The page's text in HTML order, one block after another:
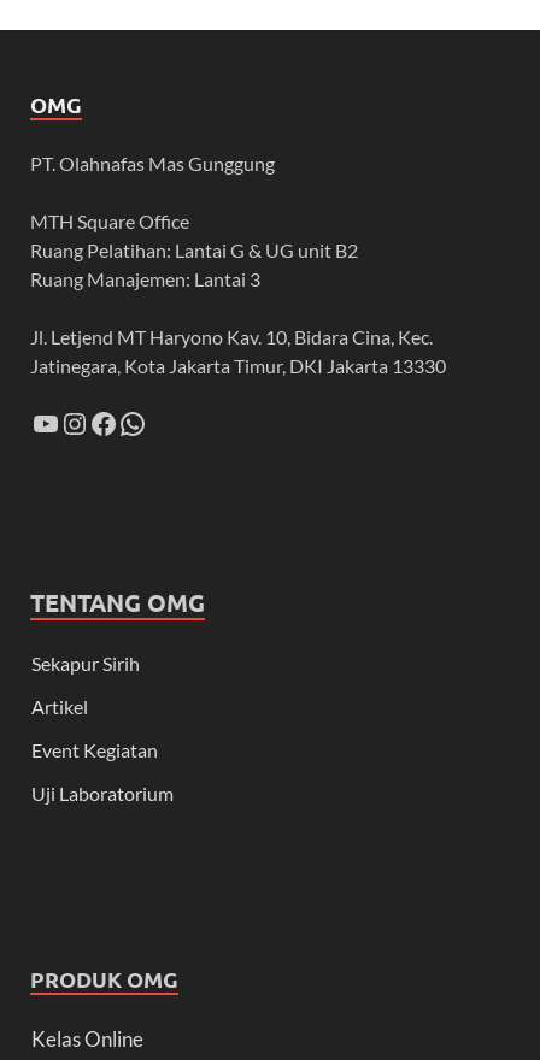
OMG
PT. Olahnafas Mas Gunggung
MTH Square Office
Ruang Pelatihan: Lantai G & UG unit B2
Ruang Manajemen: Lantai 3
Jl. Letjend MT Haryono Kav. 10, Bidara Cina, Kec.
Jatinegara, Kota Jakarta Timur, DKI Jakarta 13330
TENTANG OMG
Sekapur Sirih
Artikel
Event Kegiatan
Uji Laboratorium
PRODUK OMG
Kelas Online